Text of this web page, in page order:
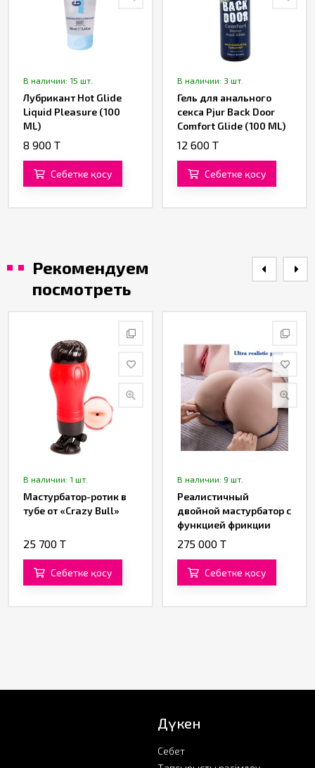
В наличии: 15 шт.
Лубрикант Hot Glide
Liquid Pleasure (100
ML)
8 900 T
Себетке қосу
В наличии: 3 шт.
Гель для анального
секса Pjur Back Door
Comfort Glide (100 ML)
12 600 T
Себетке қосу
Рекомендуем
посмотреть
В наличии: 1 шт.
Мастурбатор-ротик в
тубе от «Crazy Bull»
25 700 T
Себетке қосу
В наличии: 9 шт.
Реалистичный
двойной мастурбатор с
функцией фрикции
Gina от «Xise»
275 000 T
Себетке қосу
Дүкен
Себет